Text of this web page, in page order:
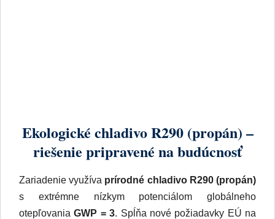
Ekologické chladivo R290 (propán) –
riešenie pripravené na budúcnosť
Zariadenie využíva prírodné chladivo R290 (propán)
s extrémne nízkym potenciálom globálneho
otepľovaniaGWP = 3. Spĺňa nové požiadavky EÚ na